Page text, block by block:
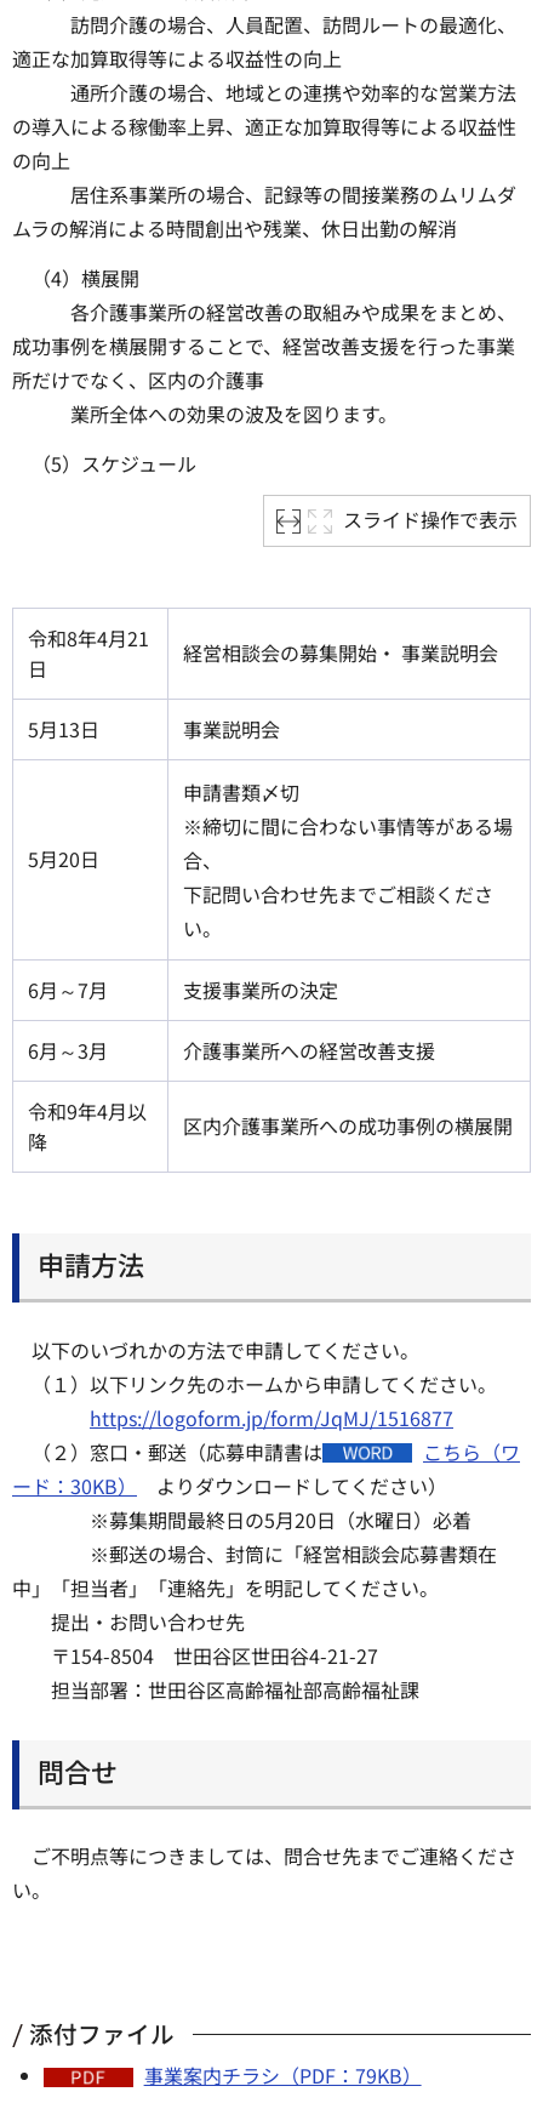
訪問介護の場合、人員配置、訪問ルートの最適化、
適正な加算取得等による収益性の向上
通所介護の場合、地域との連携や効率的な営業方法
の導入による稼働率上昇、適正な加算取得等による収益性
の向上
居住系事業所の場合、記録等の間接業務のムリムダ
ムラの解消による時間創出や残業、休日出勤の解消
（4）横展開
各介護事業所の経営改善の取組みや成果をまとめ、
成功事例を横展開することで、経営改善支援を行った事業
所だけでなく、区内の介護事
業所全体への効果の波及を図ります。
（5）スケジュール
スライド操作で表示
令和8年4月21
日
経営相談会の募集開始・ 事業説明会
5月13日 事業説明会
5月20日
申請書類〆切
※締切に間に合わない事情等がある場
合、
下記問い合わせ先までご相談くださ
い。
6月～7月 支援事業所の決定
6月～3月 介護事業所への経営改善支援
令和9年4月以
降
区内介護事業所への成功事例の横展開
申請方法
以下のいづれかの方法で申請してください。
（１）以下リンク先のホームから申請してください。
https://logoform.jp/form/JqMJ/1516877
（２）窓口・郵送（応募申請書は
こちら（ワ
ード：30KB）
よりダウンロードしてください）
※募集期間最終日の5月20日（水曜日）必着
※郵送の場合、封筒に「経営相談会応募書類在
中」「担当者」「連絡先」を明記してください。
提出・お問い合わせ先
〒154-8504 世田谷区世田谷4-21-27
担当部署：世田谷区高齢福祉部高齢福祉課
問合せ
ご不明点等につきましては、問合せ先までご連絡くださ
い。
添付ファイル
事業案内チラシ（PDF：79KB）